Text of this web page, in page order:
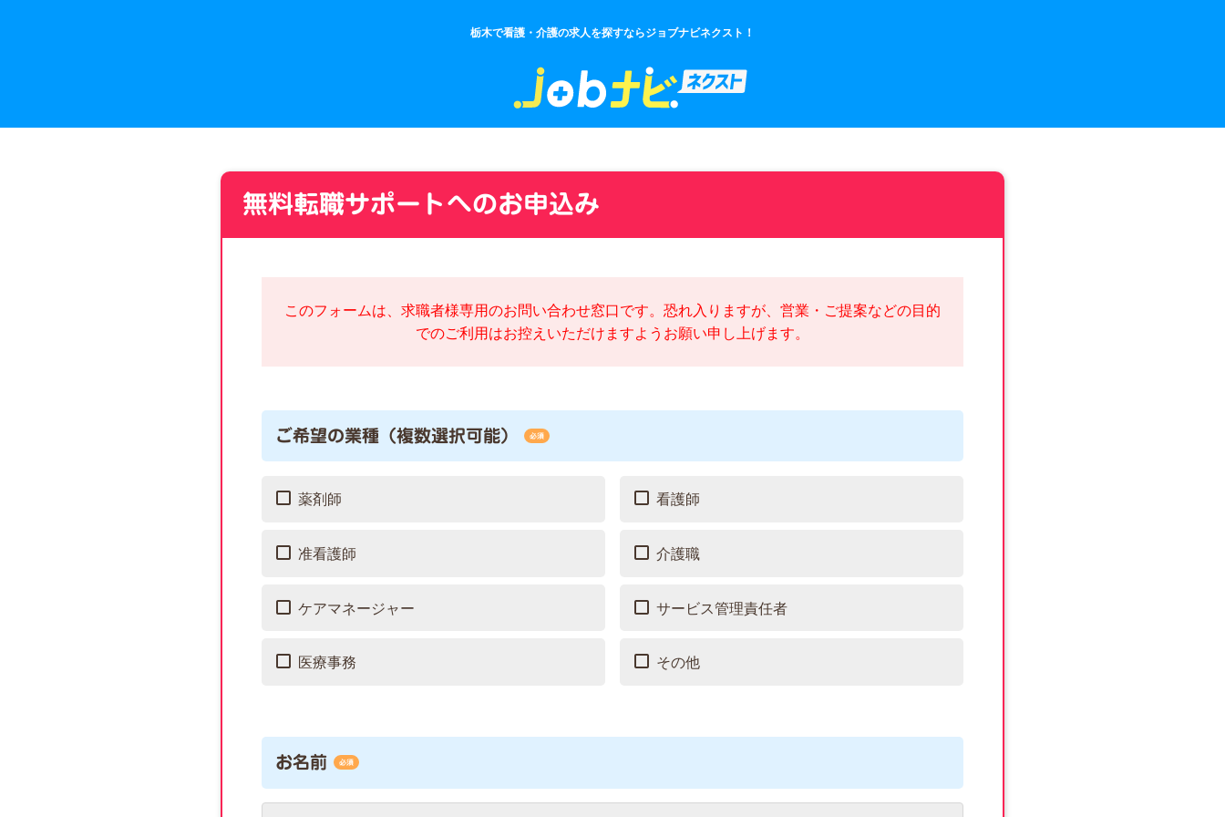
栃木で看護・介護の求人を探すならジョブナビネクスト！
無料転職サポートへのお申込み
このフォームは、求職者様専用のお問い合わせ窓口です。恐れ入りますが、営業・ご提案などの目的
でのご利用はお控えいただけますようお願い申し上げます。
ご希望の業種（複数選択可能） 必須
薬剤師 看護師
准看護師 介護職
ケアマネージャー サービス管理責任者
医療事務 その他
お名前 必須